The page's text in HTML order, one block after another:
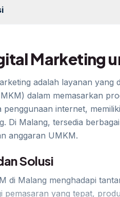
Marketing
adalah layanan
dalam memasarkan
penggunaan internet,
Di Malang, tersedia
anggaran UMKM.
Solusi
di Malang menghadapi
pemasaran yang tepat,